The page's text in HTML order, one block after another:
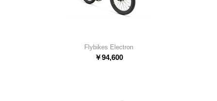
Flybikes Electron
￥94,600